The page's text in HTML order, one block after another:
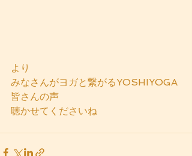
より
みなさんがヨガと繋がるYOSHIYOGA
皆さんの声
聴かせてくださいね